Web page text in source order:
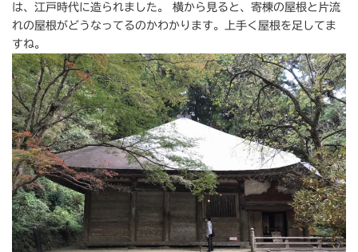
は、江戸時代に造られました。 横から見ると、寄棟の屋根と片流
れの屋根がどうなってるのかわかります。上手く屋根を足してま
すね。